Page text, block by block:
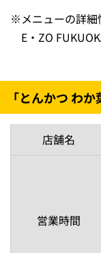
※メニューの詳
E・ZO
「とんかつ わ
店舗名
営業時間